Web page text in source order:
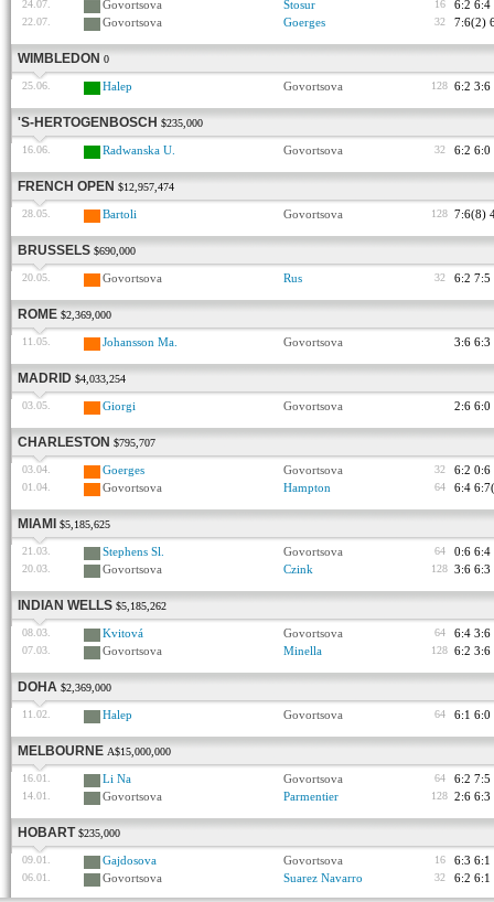
24.07. Govortsova Stosur 16 6:2 6:4
22.07. Govortsova Goerges 32 7:6(2)
WIMBLEDON 0
25.06. Halep Govortsova 128 6:2 3:6
'S-HERTOGENBOSCH $235,000
16.06. Radwanska U. Govortsova 32 6:2 6:0
FRENCH OPEN $12,957,474
28.05. Bartoli Govortsova 128 7:6(8)
BRUSSELS $690,000
20.05. Govortsova Rus 32 6:2 7:5
ROME $2,369,000
11.05. Johansson Ma. Govortsova 3:6 6:3
MADRID $4,033,254
03.05. Giorgi Govortsova 2:6 6:0
CHARLESTON $795,707
03.04. Goerges Govortsova 32 6:2 0:6
01.04. Govortsova Hampton 64 6:4
MIAMI $5,185,625
21.03. Stephens Sl. Govortsova 64 0:6 6:4
20.03. Govortsova Czink 128 3:6 6:3
INDIAN WELLS $5,185,262
08.03. Kvitová Govortsova 64 6:4 3:6
07.03. Govortsova Minella 128 6:2 3:6
DOHA $2,369,000
11.02. Halep Govortsova 64 6:1 6:0
MELBOURNE A$15,000,000
16.01. Li Na Govortsova 64 6:2 7:5
14.01. Govortsova Parmentier 128 2:6 6:3
HOBART $235,000
09.01. Gajdosova Govortsova 16 6:3 6:1
06.01. Govortsova Suarez Navarro 32 6:2 6:1